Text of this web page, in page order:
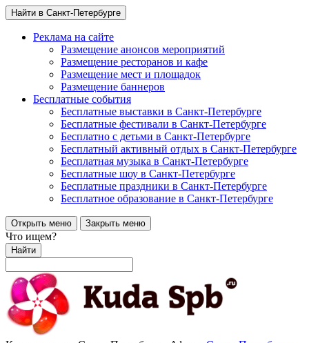
Найти в Санкт-Петербурге
Реклама на сайте
Размещение анонсов мероприятий
Размещение ресторанов и кафе
Размещение мест и площадок
Размещение баннеров
Бесплатные события
Бесплатные выставки в Санкт-Петербурге
Бесплатные фестивали в Санкт-Петербурге
Бесплатно с детьми в Санкт-Петербурге
Бесплатный активный отдых в Санкт-Петербурге
Бесплатная музыка в Санкт-Петербурге
Бесплатные шоу в Санкт-Петербурге
Бесплатные праздники в Санкт-Петербурге
Бесплатное образование в Санкт-Петербурге
Открыть меню Закрыть меню
Что ищем?
Найти